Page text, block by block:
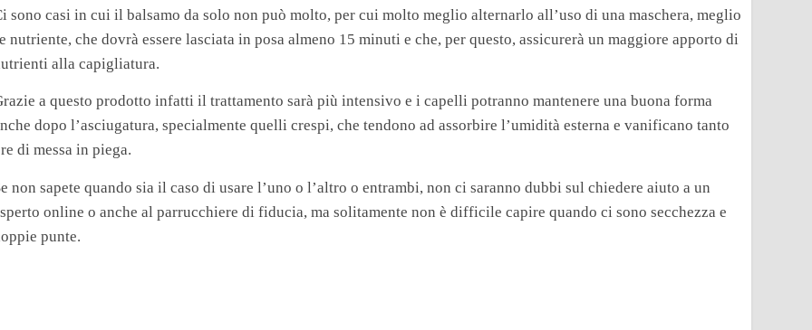
sono casi in cui il balsamo da solo non può molto, per cui molto meglio alternarlo all’uso di una maschera, meglio
nutriente, che dovrà essere lasciata in posa almeno 15 minuti e che, per questo, assicurerà un maggiore apporto di
alla capigliatura.
a questo prodotto infatti il trattamento sarà più intensivo e i capelli potranno mantenere una buona forma
dopo l’asciugatura, specialmente quelli crespi, che tendono ad assorbire l’umidità esterna e vanificano tanto
di messa in piega.
non sapete quando sia il caso di usare l’uno o l’altro o entrambi, non ci saranno dubbi sul chiedere aiuto a un
online o anche al parrucchiere di fiducia, ma solitamente non è difficile capire quando ci sono secchezza e
punte.